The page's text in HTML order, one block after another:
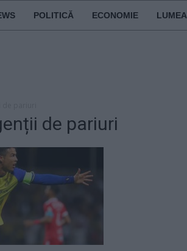
POLITICĂ ECONOMIE LUMEA
de pariuri